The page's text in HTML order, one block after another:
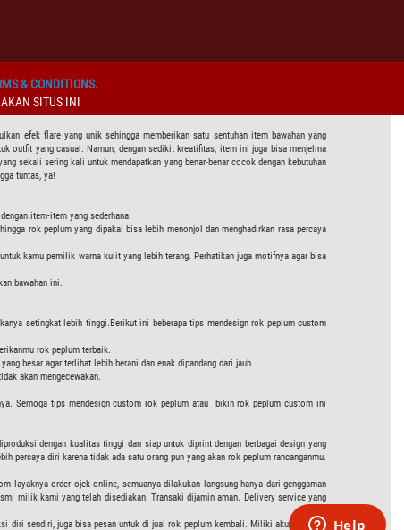
& CONDITIONS.
SITUS INI
efek flare yang unik sehingga memberikan satu sentuhan item bawahan yang
outfit yang casual. Namun, dengan sedikit kreatifitas, item ini juga bisa menjelma
sekali sering kali untuk mendapatkan yang benar-benar cocok dengan kebutuhan
tuntas, ya!
item-item yang sederhana.
rok peplum yang dipakai bisa lebih menonjol dan menghadirkan rasa percaya
kamu pemilik warna kulit yang lebih terang. Perhatikan juga motifnya agar bisa
bawahan ini.
setingkat lebih tinggi.Berikut ini beberapa tips mendesign rok peplum custom
rok peplum terbaik.
besar agar terlihat lebih berani dan enak dipandang dari jauh.
akan mengecewakan.
Semoga tips mendesign custom rok peplum atau bikin rok peplum custom ini
dengan kualitas tinggi dan siap untuk diprint dengan berbagai design yang
percaya diri karena tidak ada satu orang pun yang akan rok peplum rancanganmu.
layaknya order ojek online, semuanya dilakukan langsung hanya dari genggaman
milik kami yang telah disediakan. Transaki dijamin aman. Delivery service yang
diri sendiri, juga bisa pesan untuk di jual rok peplum kembali. Miliki akun member